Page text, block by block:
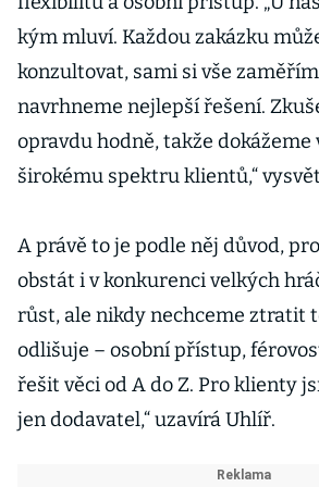
kým mluví. Každou zakázku
konzultovat, sami si vše
navrhneme nejlepší řešení.
opravdu hodně, takže dokážeme
širokému spektru klientů,“
A právě to je podle něj důvod,
obstát i v konkurenci velkých
růst, ale nikdy nechceme ztratit
odlišuje – osobní přístup,
řešit věci od A do Z. Pro klienty
jen dodavatel,“ uzavírá Uhlíř.